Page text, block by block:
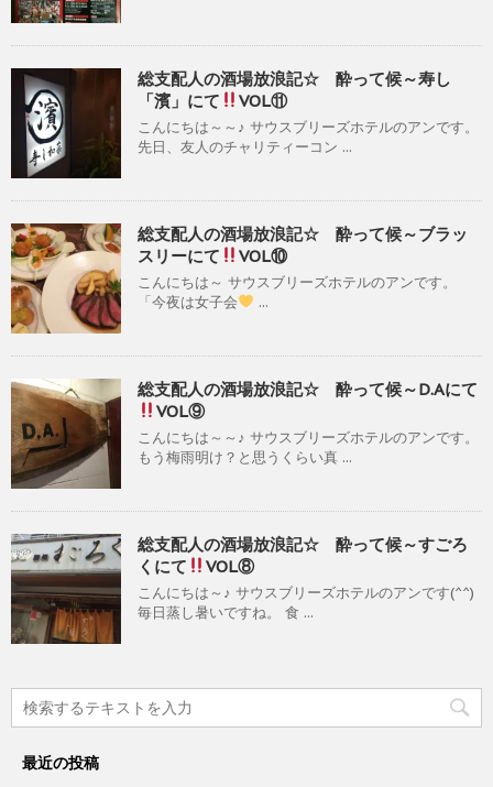
総支配人の酒場放浪記☆ 酔って候～寿し
「濱」にて
VOL⑪
こんにちは～～♪ サウスブリーズホテルのアンです。
先日、友人のチャリティーコン ...
総支配人の酒場放浪記☆ 酔って候～ブラッ
スリーにて
VOL⑩
こんにちは～ サウスブリーズホテルのアンです。
「今夜は女子会
...
総支配人の酒場放浪記☆ 酔って候～D.Aにて
VOL⑨
こんにちは～～♪ サウスブリーズホテルのアンです。
もう梅雨明け？と思うくらい真 ...
総支配人の酒場放浪記☆ 酔って候～すごろ
くにて
VOL⑧
こんにちは～♪ サウスブリーズホテルのアンです(^^)
毎日蒸し暑いですね。 食 ...
最近の投稿